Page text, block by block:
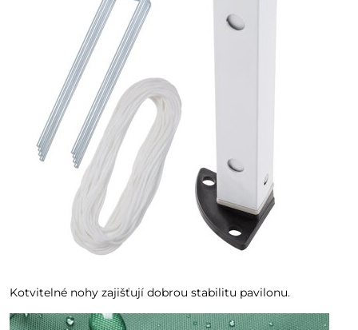
Kotvitelné nohy zajišťují dobrou stabilitu pavilonu.